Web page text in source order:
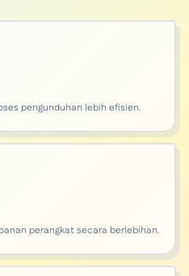
pengunduhan lebih efisien.
perangkat secara berlebihan.